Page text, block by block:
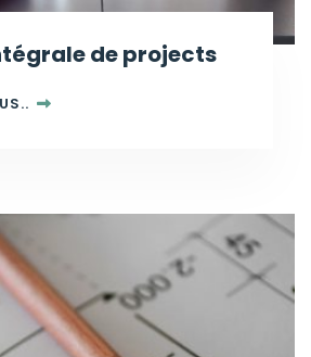
de projects